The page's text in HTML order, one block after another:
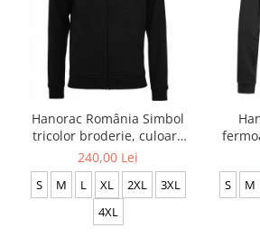
Hanorac România Simbol
tricolor broderie, culoare
neagră, CRP116
240,00 Lei
S M L XL 2XL
3XL
4XL
S M